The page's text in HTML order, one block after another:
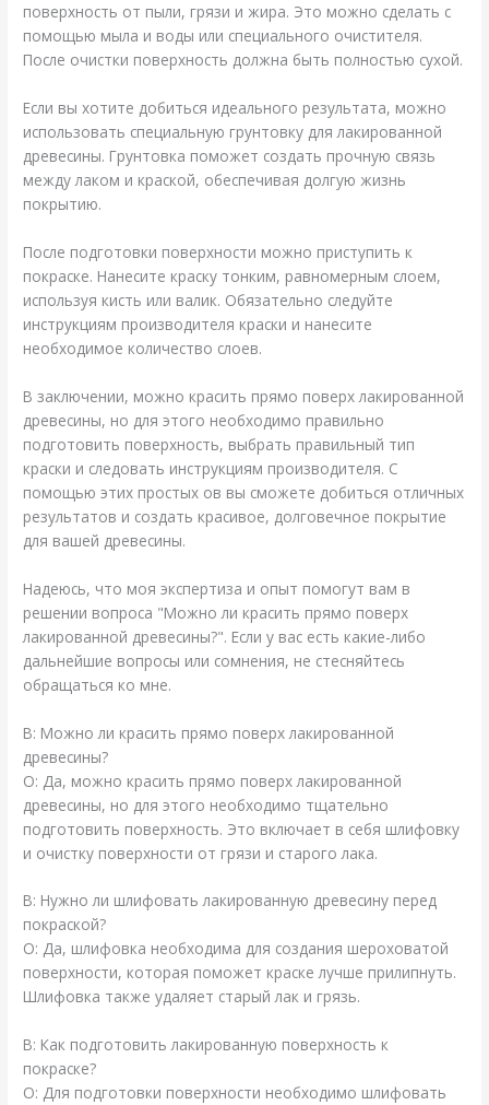
поверхность от пыли, грязи и жира. Это можно сделать с
помощью мыла и воды или специального очистителя.
После очистки поверхность должна быть полностью сухой.
Если вы хотите добиться идеального результата, можно
использовать специальную грунтовку для лакированной
древесины. Грунтовка поможет создать прочную связь
между лаком и краской, обеспечивая долгую жизнь
покрытию.
После подготовки поверхности можно приступить к
покраске. Нанесите краску тонким, равномерным слоем,
используя кисть или валик. Обязательно следуйте
инструкциям производителя краски и нанесите
необходимое количество слоев.
В заключении, можно красить прямо поверх лакированной
древесины, но для этого необходимо правильно
подготовить поверхность, выбрать правильный тип
краски и следовать инструкциям производителя. С
помощью этих простых ов вы сможете добиться отличных
результатов и создать красивое, долговечное покрытие
для вашей древесины.
Надеюсь, что моя экспертиза и опыт помогут вам в
решении вопроса "Можно ли красить прямо поверх
лакированной древесины?". Если у вас есть какие-либо
дальнейшие вопросы или сомнения, не стесняйтесь
обращаться ко мне.
В: Можно ли красить прямо поверх лакированной
древесины?
О: Да, можно красить прямо поверх лакированной
древесины, но для этого необходимо тщательно
подготовить поверхность. Это включает в себя шлифовку
и очистку поверхности от грязи и старого лака.
В: Нужно ли шлифовать лакированную древесину перед
покраской?
О: Да, шлифовка необходима для создания шероховатой
поверхности, которая поможет краске лучше прилипнуть.
Шлифовка также удаляет старый лак и грязь.
В: Как подготовить лакированную поверхность к
покраске?
О: Для подготовки поверхности необходимо шлифовать